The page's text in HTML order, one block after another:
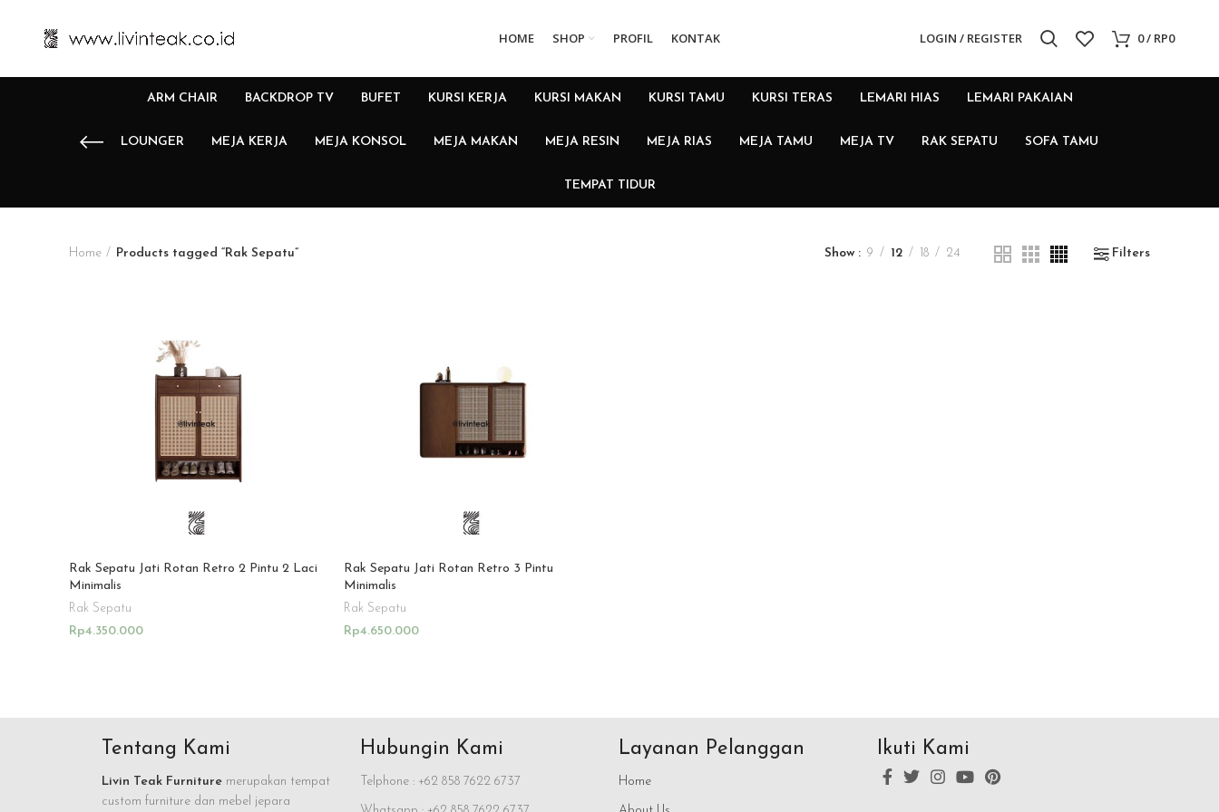
HOME SHOP PROFIL KONTAK LOGIN / REGISTER 0/ RP0
ARM CHAIR BACKDROP TV BUFET KURSI KERJA KURSI MAKAN KURSI TAMU KURSI TERAS LEMARI HIAS LEMARI PAKAIAN
LOUNGER MEJA KERJA MEJA KONSOL MEJA MAKAN MEJA RESIN MEJA RIAS MEJA TAMU MEJA TV RAK SEPATU SOFA TAMU
TEMPAT TIDUR
Home Products tagged “Rak Sepatu” Show 9 12 18 24 Filters
Rak Sepatu Jati Rotan Retro 2 Pintu 2 Laci
Minimalis
Rak Sepatu
Rp4.350.000
Rak Sepatu Jati Rotan Retro 3 Pintu
Minimalis
Rak Sepatu
Rp4.650.000
Tentang Kami
Livin Teak Furniture merupakan tempat
custom furniture dan mebel jepara
Hubungin Kami
Telphone : +62 858 7622 6737
Layanan Pelanggan
Home
Ikuti Kami